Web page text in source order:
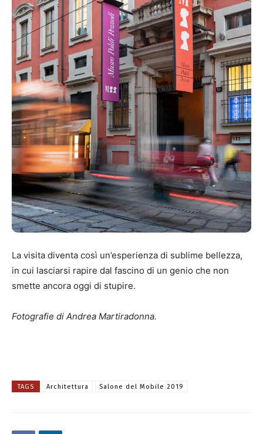
La visita diventa così un’esperienza di sublime bellezza,
in cui lasciarsi rapire dal fascino di un genio che non
smette ancora oggi di stupire.
Fotografie di Andrea Martiradonna.
TAGS Architettura Salone del Mobile 2019